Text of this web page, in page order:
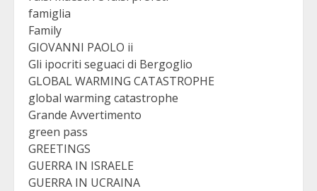
famiglia
Family
GIOVANNI PAOLO ii
Gli ipocriti seguaci di Bergoglio
GLOBAL WARMING CATASTROPHE
global warming catastrophe
Grande Avvertimento
green pass
GREETINGS
GUERRA IN ISRAELE
GUERRA IN UCRAINA